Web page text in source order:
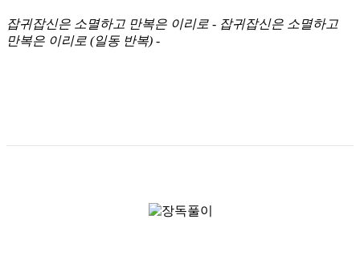
잡귀잡신은 소멸하고 만복은 이리로 - 잡귀잡신은 소멸하고
만복은 이리로 (일동 반복) -